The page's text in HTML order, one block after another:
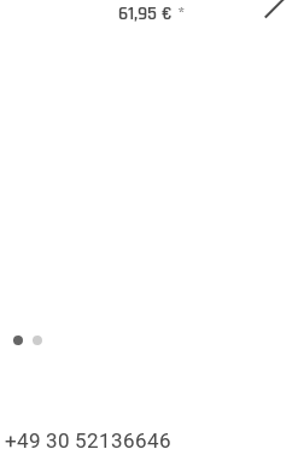
61,95 € *
+49 30 52136646